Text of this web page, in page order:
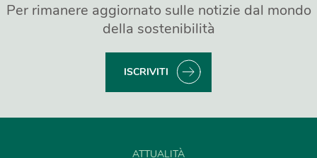
Per rimanere aggiornato sulle notizie dal mondo
della sostenibilità
ISCRIVITI
ATTUALITÀ